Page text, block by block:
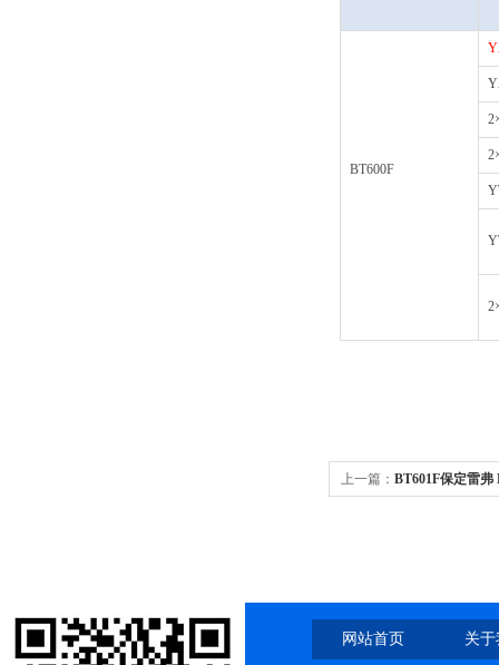
BT600F
上一篇： BT601F保定雷弗
网站首页 关